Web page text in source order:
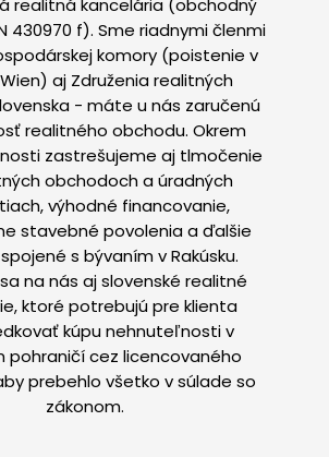
realitná kancelária (obchodný
430970 f). Sme riadnymi členmi
komory (poistenie v
Wien) aj Združenia realitných
- máte u nás zaručenú
realitného obchodu. Okrem
zastrešujeme aj tlmočenie
obchodoch a úradných
výhodné financovanie,
stavebné povolenia a ďalšie
s bývaním v Rakúsku.
na nás aj slovenské realitné
ktoré potrebujú pre klienta
kúpu nehnuteľnosti v
pohraničí cez licencovaného
prebehlo všetko v súlade so
zákonom.